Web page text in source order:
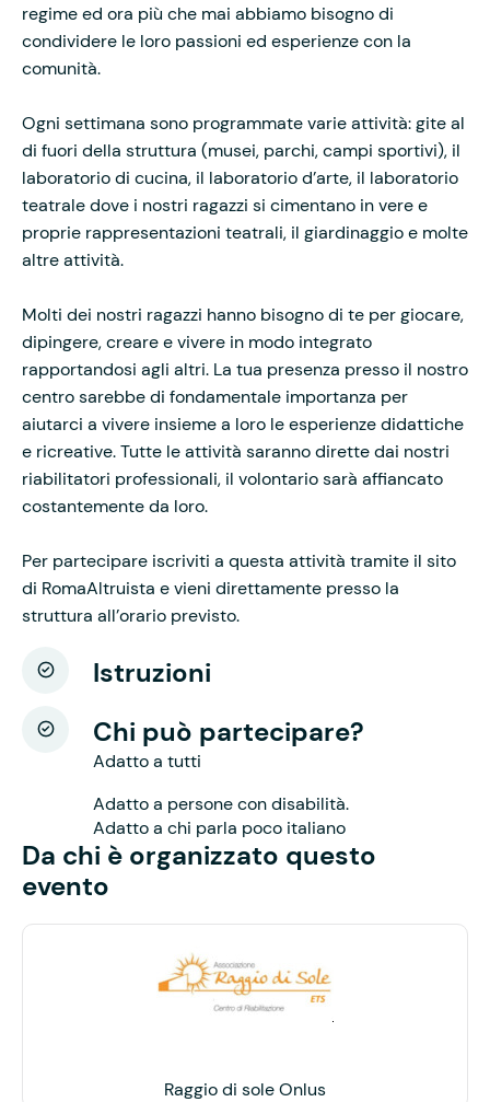
regime ed ora più che mai abbiamo bisogno di
condividere le loro passioni ed esperienze con la
comunità.
Ogni settimana sono programmate varie attività: gite al
di fuori della struttura (musei, parchi, campi sportivi), il
laboratorio di cucina, il laboratorio d’arte, il laboratorio
teatrale dove i nostri ragazzi si cimentano in vere e
proprie rappresentazioni teatrali, il giardinaggio e molte
altre attività.
Molti dei nostri ragazzi hanno bisogno di te per giocare,
dipingere, creare e vivere in modo integrato
rapportandosi agli altri. La tua presenza presso il nostro
centro sarebbe di fondamentale importanza per
aiutarci a vivere insieme a loro le esperienze didattiche
e ricreative. Tutte le attività saranno dirette dai nostri
riabilitatori professionali, il volontario sarà affiancato
costantemente da loro.
Per partecipare iscriviti a questa attività tramite il sito
di RomaAltruista e vieni direttamente presso la
struttura all’orario previsto.
Istruzioni
Chi può partecipare?
Adatto a tutti
Adatto a persone con disabilità.
Adatto a chi parla poco italiano
Da chi è organizzato questo
evento
Raggio di sole Onlus